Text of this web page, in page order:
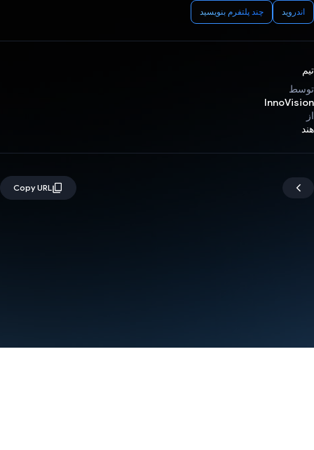
اندروید چند پلتفرم بنویسید
تیم
توسط
InnoVision
از
هند